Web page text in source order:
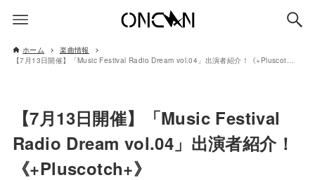
ホーム
楽曲情報
【7月13日開催】「Music Festival Radio Dream vol.04」出演者紹介！《+Pluscotch+》
【7月13日開催】「Music Festival
Radio Dream vol.04」出演者紹介！
《+Pluscotch+》